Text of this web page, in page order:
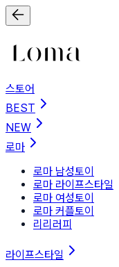
스토어
BEST
NEW
로마
로마 남성토이
로마 라이프스타일
로마 여성토이
로마 커플토이
리리러피
라이프스타일